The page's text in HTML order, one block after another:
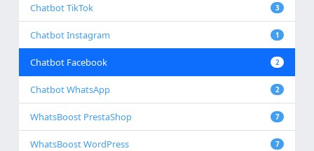
Chatbot TikTok 3
Chatbot Instagram 1
Chatbot Facebook 2
Chatbot WhatsApp 2
WhatsBoost PrestaShop 7
WhatsBoost WordPress 7